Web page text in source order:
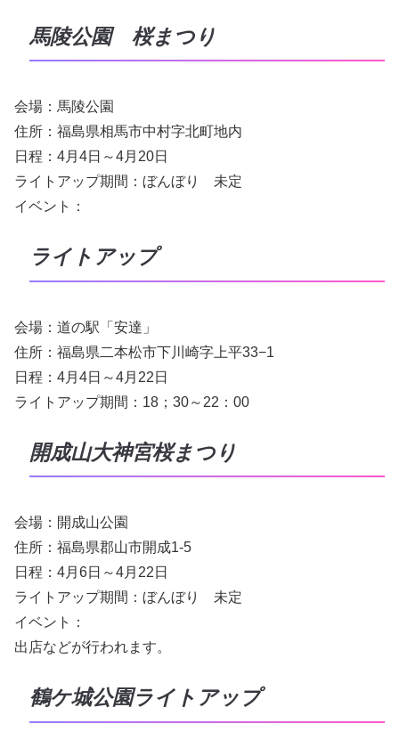
馬陵公園 桜まつり
会場：馬陵公園
住所：福島県相馬市中村字北町地内
日程：4月4日～4月20日
ライトアップ期間：ぼんぼり 未定
イベント：
ライトアップ
会場：道の駅「安達」
住所：福島県二本松市下川崎字上平33−1
日程：4月4日～4月22日
ライトアップ期間：18；30～22：00
開成山大神宮桜まつり
会場：開成山公園
住所：福島県郡山市開成1-5
日程：4月6日～4月22日
ライトアップ期間：ぼんぼり 未定
イベント：
出店などが行われます。
鶴ケ城公園ライトアップ